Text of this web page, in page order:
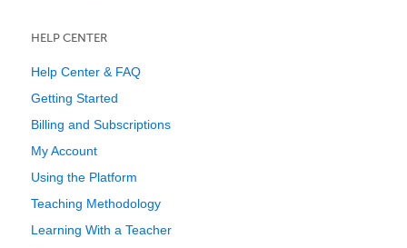
HELP CENTER
Help Center & FAQ
Getting Started
Billing and Subscriptions
My Account
Using the Platform
Teaching Methodology
Learning With a Teacher